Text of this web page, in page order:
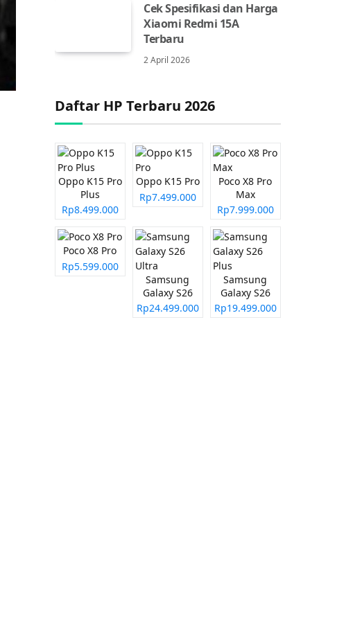
Cek Spesifikasi dan Harga
Xiaomi Redmi 15A
Terbaru
2 April 2026
Daftar HP Terbaru 2026
Oppo K15 Pro
Plus
Rp8.499.000
Oppo K15 Pro
Rp7.499.000
Poco X8 Pro
Max
Rp7.999.000
Poco X8 Pro
Rp5.599.000
Samsung
Galaxy S26
Ultra
Rp24.499.000
Samsung
Galaxy S26
Plus
Rp19.499.000